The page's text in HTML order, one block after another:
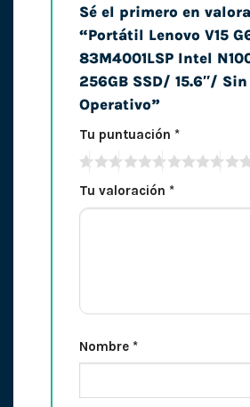
Sé el primero en
“Portátil Lenovo V15
83M4001LSP Intel
256GB SSD/ 15.6″/
Operativo”
Tu puntuación *
Tu valoración *
Nombre *